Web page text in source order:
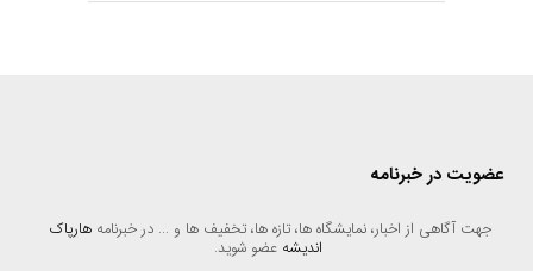
عضویت در خبرنامه
جهت آگاهی از اخبار، نمایشگاه ها، تازه ها، تخفیف ها و ... در خبرنامه
اندیشه عضو شوید.